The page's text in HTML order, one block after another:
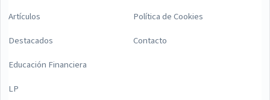
Artículos
Destacados
Educación Financiera
LP
Política de Cookies
Contacto